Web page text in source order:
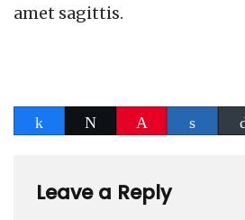
amet sagittis.
Share Tweet Share
Leave a Reply